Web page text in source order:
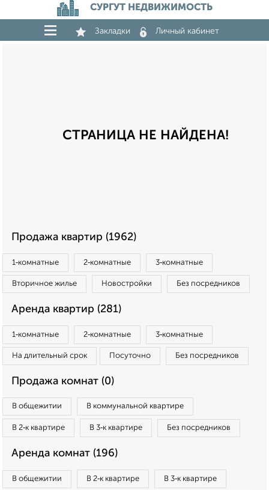
СУРГУТ НЕДВИЖИМОСТЬ
Закладки Личный кабинет
СТРАНИЦА НЕ НАЙДЕНА!
Продажа квартир (1962)
1‑комнатные 2‑комнатные 3‑комнатные
Вторичное жилье Новостройки Без посредников
Аренда квартир (281)
1‑комнатные 2‑комнатные 3‑комнатные
На длительный срок Посуточно Без посредников
Продажа комнат (0)
В общежитии В коммунальной квартире
В 2‑к квартире В 3‑к квартире Без посредников
Аренда комнат (196)
В общежитии В 2‑к квартире В 3‑к квартире